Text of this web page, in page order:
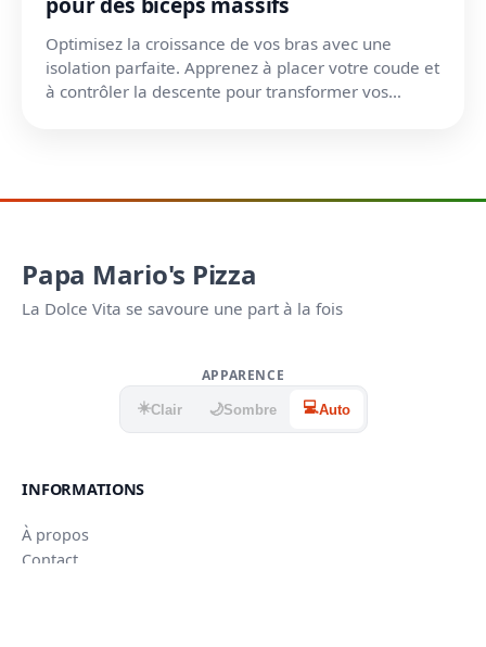
Optimisez la croissance de vos bras avec une
isolation parfaite. Apprenez à placer votre coude et
à contrôler la descente pour transformer vos
Papa Mario's Pizza
La Dolce Vita se savoure une part à la fois
APPARENCE
☀️Clair 🌙Sombre 💻Auto
INFORMATIONS
À propos
Contact